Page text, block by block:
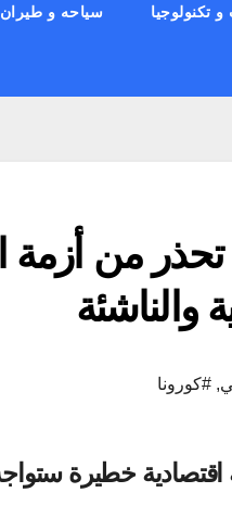
و تكنولوجيا سياحه و طيران
من أزمة
والناشئة
, #كورونا
خطيرة ستواجه